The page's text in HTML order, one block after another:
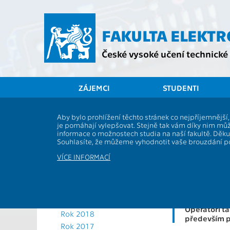
FAKULTA
České vysoké učení technické
ZÁJEMCI STUDENTI
Aby bylo prohlížení těchto stránek co
je pomáhají vylepšovat. Stejně tak vám díky nim
informace o možnostech studia na naší fakultě.
Souhlasíte, že můžeme vyhodnotit vaše brouzdání
VÍCE INFORMACÍ
Aktuální rok
Rok 2025
Rok 2024
Rok 2023
Rok 2018
Rok 2017
Webová
možnost v
Operátoři
především